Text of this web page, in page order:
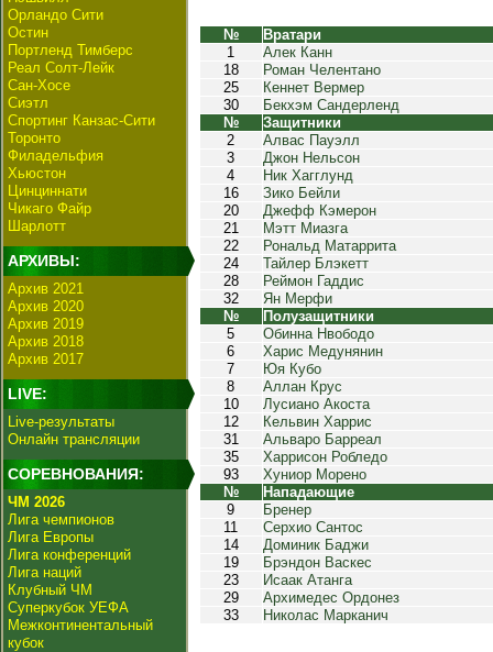
Орландо Сити
Остин
Портленд Тимберс
Реал Солт-Лейк
Сан-Хосе
Сиэтл
Спортинг Канзас-Сити
Торонто
Филадельфия
Хьюстон
Цинциннати
Чикаго Файр
Шарлотт
АРХИВЫ:
Архив 2021
Архив 2020
Архив 2019
Архив 2018
Архив 2017
LIVE:
Live-результаты
Онлайн трансляции
СОРЕВНОВАНИЯ:
ЧМ 2026
Лига чемпионов
Лига Европы
Лига конференций
Лига наций
Клубный ЧМ
Суперкубок УЕФА
Межконтинентальный
кубок
№
Вратари
1
Алек Канн
18
Роман Челентано
25
Кеннет Вермер
30
Бекхэм Сандерленд
№
Защитники
2
Алвас Пауэлл
3
Джон Нельсон
4
Ник Хагглунд
16
Зико Бейли
20
Джефф Кэмерон
21
Мэтт Миазга
22
Рональд Матаррита
24
Тайлер Блэкетт
28
Реймон Гаддис
32
Ян Мерфи
№
Полузащитники
5
Обинна Нвободо
6
Харис Медунянин
7
Юя Кубо
8
Аллан Крус
10
Лусиано Акоста
12
Кельвин Харрис
31
Альваро Барреал
35
Харрисон Робледо
93
Хуниор Морено
№
Нападающие
9
Бренер
11
Серхио Сантос
14
Доминик Баджи
19
Брэндон Васкес
23
Исаак Атанга
29
Архимедес Ордонез
33
Николас Марканич